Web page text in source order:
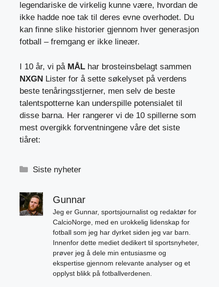
legendariske de virkelig kunne være, hvordan de
ikke hadde noe tak til deres evne overhodet. Du
kan finne slike historier gjennom hver generasjon
fotball – fremgang er ikke lineær.
I 10 år, vi på MÅL har brosteinsbelagt sammen
NXGN Lister for å sette søkelyset på verdens
beste tenåringsstjerner, men selv de beste
talentspotterne kan underspille potensialet til
disse barna. Her rangerer vi de 10 spillerne som
mest overgikk forventningene våre det siste
tiåret:
Kategorier
Siste nyheter
Gunnar
Jeg er Gunnar, sportsjournalist og redaktør for
CalcioNorge, med en urokkelig lidenskap for
fotball som jeg har dyrket siden jeg var barn.
Innenfor dette mediet dedikert til sportsnyheter,
prøver jeg å dele min entusiasme og
ekspertise gjennom relevante analyser og et
opplyst blikk på fotballverdenen.